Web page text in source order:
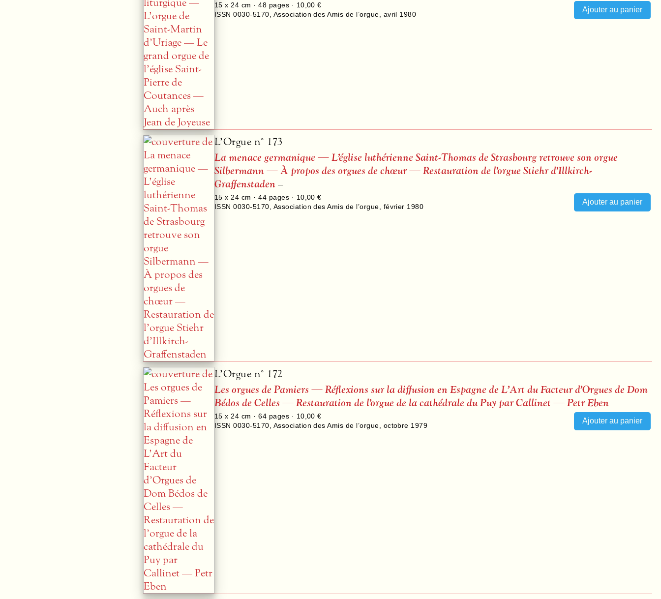
15 x 24 cm ·48 pages · 10,00 €
ISSN 0030-5170 Association des Amis de l’orgue avril 1980
L’Orgue n° 173
La menace germanique — L’église luthérienne Saint-Thomas de Strasbourg retrouve son orgue
Silbermann — À propos des orgues de chœur — Restauration de l’orgue Stiehr d’Illkirch-
Graffenstaden –
15 x 24 cm ·44 pages · 10,00 €
ISSN 0030-5170 Association des Amis de l’orgue février 1980
L’Orgue n° 172
Les orgues de Pamiers — Réflexions sur la diffusion en Espagne de L’Art du Facteur d’Orgues de Dom
Bédos de Celles — Restauration de l’orgue de la cathédrale du Puy par Callinet — Petr Eben –
15 x 24 cm ·64 pages · 10,00 €
ISSN 0030-5170 Association des Amis de l’orgue octobre 1979